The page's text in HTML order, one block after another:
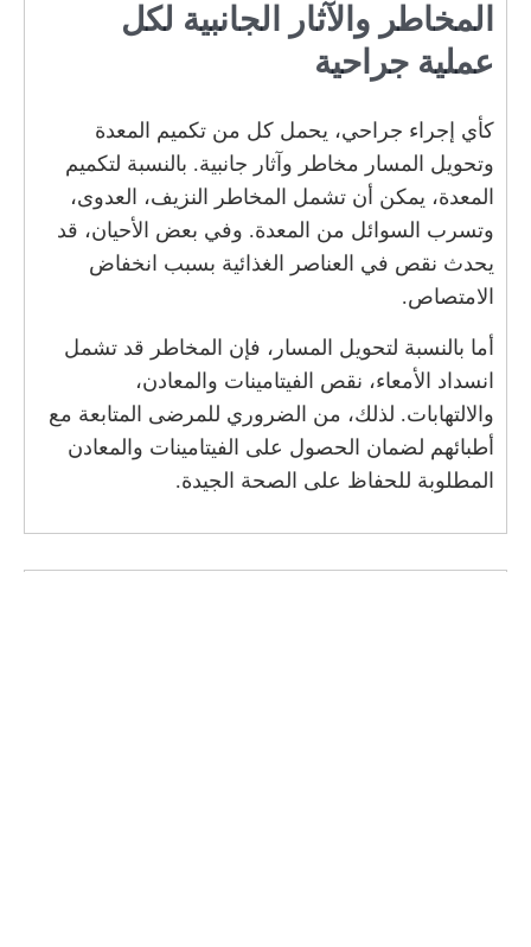
المخاطر والآثار الجانبية لكل
عملية جراحية
كأي إجراء جراحي، يحمل كل من تكميم المعدة
وتحويل المسار مخاطر وآثار جانبية. بالنسبة لتكميم
المعدة، يمكن أن تشمل المخاطر النزيف، العدوى،
وتسرب السوائل من المعدة. وفي بعض الأحيان، قد
يحدث نقص في العناصر الغذائية بسبب انخفاض
الامتصاص.
أما بالنسبة لتحويل المسار، فإن المخاطر قد تشمل
انسداد الأمعاء، نقص الفيتامينات والمعادن،
والالتهابات. لذلك، من الضروري للمرضى المتابعة مع
أطبائهم لضمان الحصول على الفيتامينات والمعادن
المطلوبة للحفاظ على الصحة الجيدة.